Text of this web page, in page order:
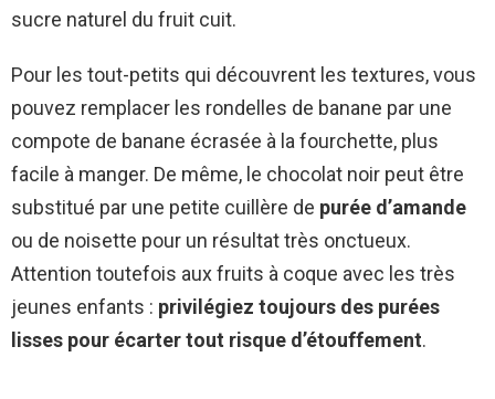
sucre naturel du fruit cuit.
Pour les tout-petits qui découvrent les textures, vous
pouvez remplacer les rondelles de banane par une
compote de banane écrasée à la fourchette, plus
facile à manger. De même, le chocolat noir peut être
substitué par une petite cuillère de purée d’amande
ou de noisette pour un résultat très onctueux.
Attention toutefois aux fruits à coque avec les très
jeunes enfants : privilégiez toujours des purées
lisses pour écarter tout risque d’étouffement.